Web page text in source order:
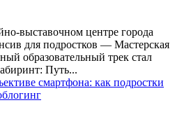
выставочном центре города
для подростков — Мастерская
образовательный трек стал
Путь...
смартфона: как подростки